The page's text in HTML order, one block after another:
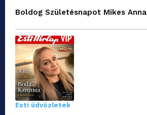
Boldog Születésnapot Mikes Anna
Esti üdvözletek